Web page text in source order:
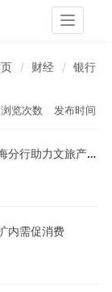
Toggle
财经 银行
浏览次数 发布时间
金融活水润文旅 筑梦港湾向新行——工行威海分行助力文旅产业高质量发展
内需促消费